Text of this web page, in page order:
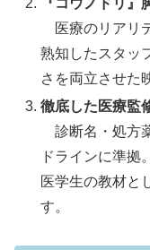
『コウノドリ
医療のリアリ
熟知したスタッ
さを両立させた
徹底した医療監
診断名・処方
ドラインに準拠
医学生の教材と
す。